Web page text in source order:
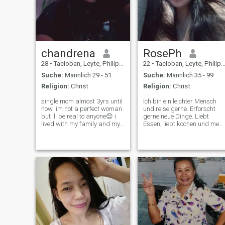
chandrena
28 • Tacloban, Leyte, Philippinen
Suche: Männlich 29 - 51
Religion: Christ
single mom almost 3yrs until
now .im not a perfect woman
but ill be real to anyone😊 i
lived with my family and my
smiling like this ☺️☺️
everyday even they many
struggles and problem
RosePh
22 • Tacloban, Leyte, Philippinen
Suche: Männlich 35 - 99
Religion: Christ
Ich bin ein leichter Mensch
und reise gerne. Erforscht
gerne neue Dinge. Liebt
Essen, liebt kochen und mehr.
wenn Sie interessiert sind.
Ich bin hier nicht Premium.
Viel Glück für alle hier.